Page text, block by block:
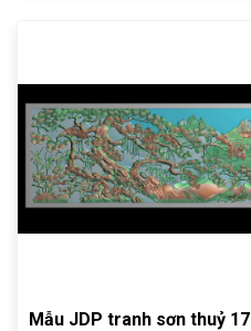
Mẫu JDP tranh sơn thuỷ 17